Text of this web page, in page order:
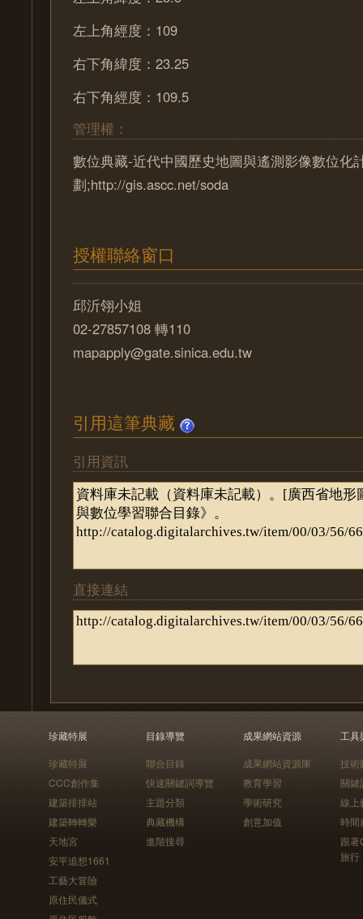
左上角經度：109
右下角緯度：23.25
右下角經度：109.5
管理權：
數位典藏-近代中國歷史地圖與遙測影像數位化
劃;http://gis.ascc.net/soda
授權聯絡窗口
邱沂翎小姐
02-27857108 轉110
mapapply@gate.sinica.edu.tw
引用這筆典藏
引用資訊
直接連結
珍藏特展
珍藏特展
CCC創作集
建築排排站
建築轉轉樂
天地宮
安平追想1661
工藝大冒險
原住民儀式
目錄導覽
聯合目錄
快速關鍵詞導覽
主題分類
典藏機構
進階搜尋
成果網站資源
成果網站資源庫
教育學習
學術研究
創意加值
工具
技術
關鍵
線上
時間
跟
旅行